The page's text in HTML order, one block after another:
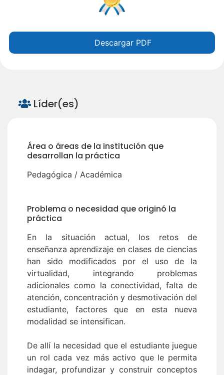
Descargar PDF
Líder(es)
Área o áreas de la institución que
desarrollan la práctica
Pedagógica / Académica
Problema o necesidad que originó la
práctica
En la situación actual, los retos de
enseñanza aprendizaje en clases de ciencias
han sido modificados por el uso de la
virtualidad, integrando problemas
adicionales como la conectividad, falta de
atención, concentración y desmotivación del
estudiante, factores que en esta nueva
modalidad se intensifican.
De allí la necesidad que el estudiante juegue
un rol cada vez más activo que le permita
indagar, profundizar y construir conceptos